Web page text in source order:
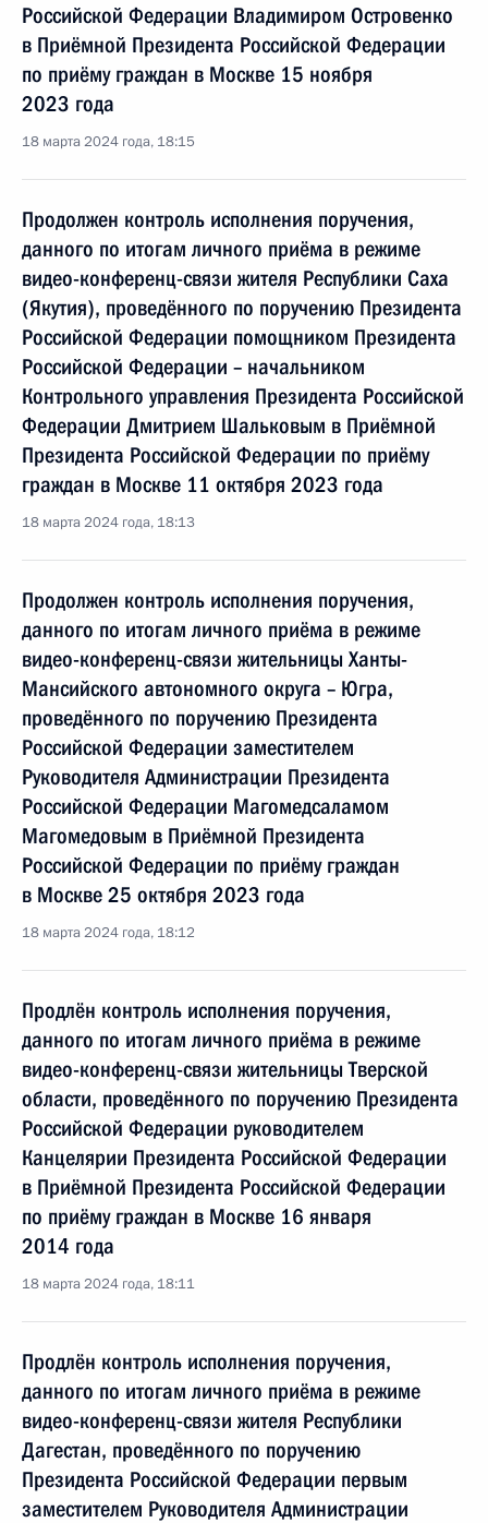
Российской Федерации Владимиром Островенко
в Приёмной Президента Российской Федерации
по приёму граждан в Москве 15 ноября
2023 года
18 марта 2024 года, 18:15
Продолжен контроль исполнения поручения,
данного по итогам личного приёма в режиме
видео-конференц-связи жителя Республики Саха
(Якутия), проведённого по поручению Президента
Российской Федерации помощником Президента
Российской Федерации – начальником
Контрольного управления Президента Российской
Федерации Дмитрием Шальковым в Приёмной
Президента Российской Федерации по приёму
граждан в Москве 11 октября 2023 года
18 марта 2024 года, 18:13
Продолжен контроль исполнения поручения,
данного по итогам личного приёма в режиме
видео-конференц-связи жительницы Ханты-
Мансийского автономного округа – Югра,
проведённого по поручению Президента
Российской Федерации заместителем
Руководителя Администрации Президента
Российской Федерации Магомедсаламом
Магомедовым в Приёмной Президента
Российской Федерации по приёму граждан
в Москве 25 октября 2023 года
18 марта 2024 года, 18:12
Продлён контроль исполнения поручения,
данного по итогам личного приёма в режиме
видео-конференц-связи жительницы Тверской
области, проведённого по поручению Президента
Российской Федерации руководителем
Канцелярии Президента Российской Федерации
в Приёмной Президента Российской Федерации
по приёму граждан в Москве 16 января
2014 года
18 марта 2024 года, 18:11
Продлён контроль исполнения поручения,
данного по итогам личного приёма в режиме
видео-конференц-связи жителя Республики
Дагестан, проведённого по поручению
Президента Российской Федерации первым
заместителем Руководителя Администрации